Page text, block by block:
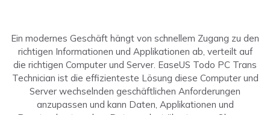
Ein modernes Geschäft hängt von schnellem Zugang zu den
richtigen Informationen und Applikationen ab, verteilt auf
die richtigen Computer und Server. EaseUS Todo PC Trans
Technician ist die effizienteste Lösung diese Computer und
Server wechselnden geschäftlichen Anforderungen
anzupassen und kann Daten, Applikationen und